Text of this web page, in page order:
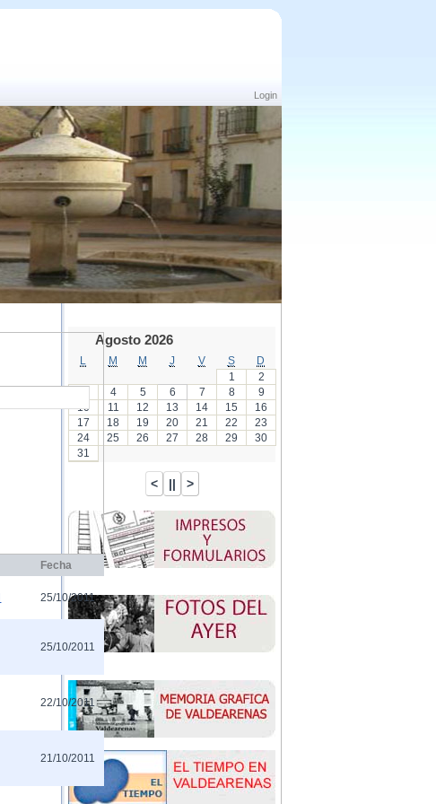
Login
Fecha
25/10/2011
25/10/2011
22/10/2011
21/10/2011
Agosto 2026
M M J V S
D
1
2
4 5 6 7 8
9
10
11 12 13 14 15
16
17
18 19 20 21 22
23
24
25 26 27 28 29
30
31